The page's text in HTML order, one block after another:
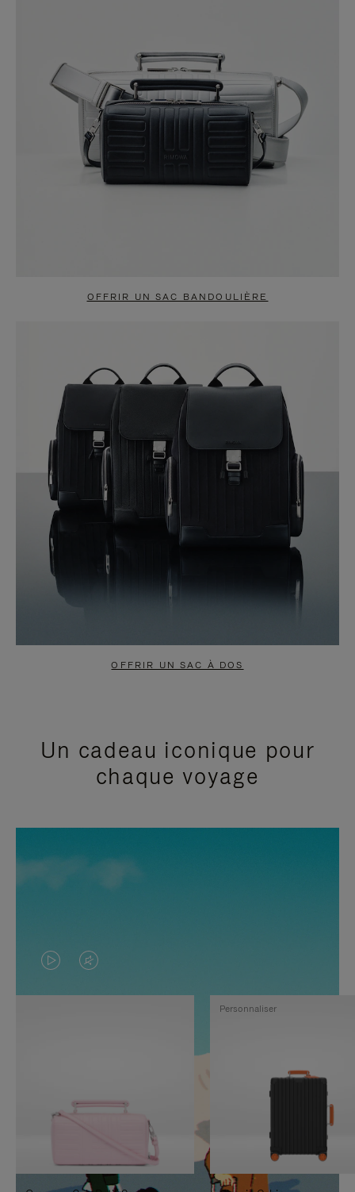
OFFRIR UN SAC BANDOULIÈRE
OFFRIR UN SAC À DOS
Un cadeau iconique pour
chaque voyage
LA
VIDÉO
PAUSE,
APPUYEZ
SUR
LE
SON
DÉSACTIVÉ.
VEUILLEZ
Personnaliser